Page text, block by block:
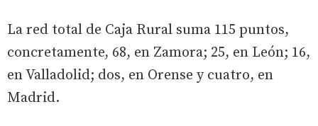
La red total de Caja Rural suma 115 puntos,
concretamente, 68, en Zamora; 25, en León; 16,
en Valladolid; dos, en Orense y cuatro, en
Madrid.